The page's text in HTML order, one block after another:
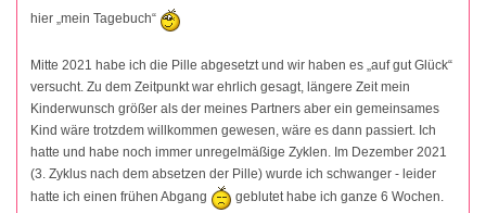
hier „mein Tagebuch“
Mitte 2021 habe ich die Pille abgesetzt und wir haben es „auf gut Glück“
versucht. Zu dem Zeitpunkt war ehrlich gesagt, längere Zeit mein
Kinderwunsch größer als der meines Partners aber ein gemeinsames
Kind wäre trotzdem willkommen gewesen, wäre es dann passiert. Ich
hatte und habe noch immer unregelmäßige Zyklen. Im Dezember 2021
(3. Zyklus nach dem absetzen der Pille) wurde ich schwanger - leider
hatte ich einen frühen Abgang
geblutet habe ich ganze 6 Wochen.